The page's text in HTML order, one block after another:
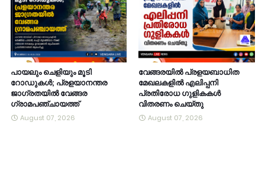
പായലും ചെളിയും മൂടി
റോഡുകൾ; പ്രളയാനന്തര
ജാഗ്രതയിൽ വേങ്ങര
ഗ്രാമപഞ്ചായത്ത്
August 07, 2026
വേങ്ങരയിൽ പ്രളയബാധിത
മേഖലകളിൽ എലിപ്പനി
പ്രതിരോധ ഗുളികകൾ
വിതരണം ചെയ്തു
August 07, 2026